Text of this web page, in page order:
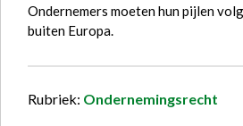
Ondernemers moeten hun pijlen
buiten Europa.
Rubriek: Ondernemingsrecht